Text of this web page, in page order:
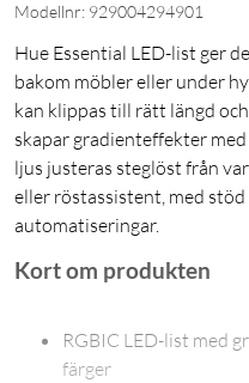
Modellnr: 929004294901
Hue Essential LED-list ger
bakom möbler eller under
kan klippas till rätt längd
skapar gradienteffekter
ljus justeras steglöst från
eller röstassistent, med stöd
automatiseringar.
Kort om produkten
RGBIC LED-list med
färger